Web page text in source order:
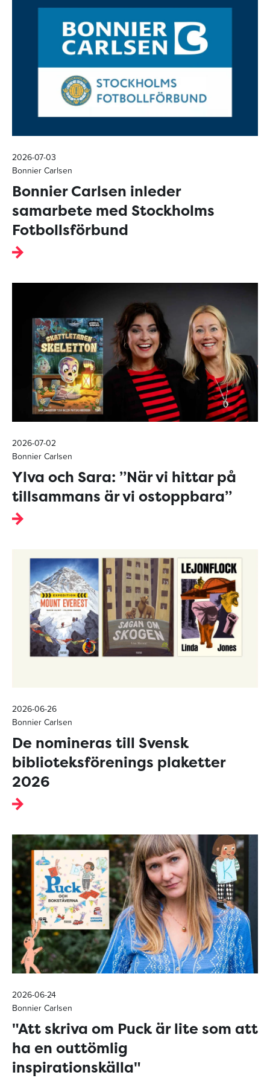
2026-07-03
Bonnier Carlsen
Bonnier Carlsen inleder
samarbete med Stockholms
Fotbollsförbund
2026-07-02
Bonnier Carlsen
Ylva och Sara: ”När vi hittar på
tillsammans är vi ostoppbara”
2026-06-26
Bonnier Carlsen
De nomineras till Svensk
biblioteksförenings plaketter
2026
2026-06-24
Bonnier Carlsen
"Att skriva om Puck är lite som att
ha en outtömlig
inspirationskälla"